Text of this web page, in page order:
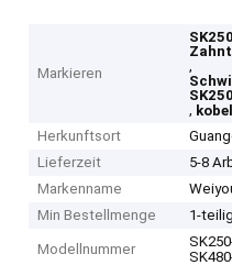
Markieren
,
,
Herkunftsort
Lieferzeit
5-8
Markenname
Min Bestellmenge
1-teilig
Modellnummer